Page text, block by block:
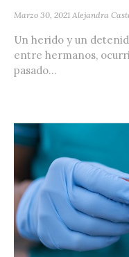
Marzo 30, 2021 Alejandra
Un herido y un
entre hermanos,
pasado...